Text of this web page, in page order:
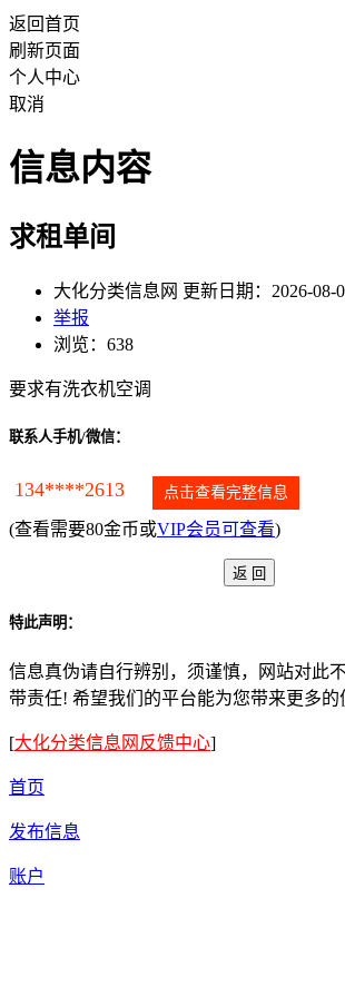
返回首页
刷新页面
个人中心
取消
信息内容
求租单间
大化分类信息网 更新日期：2026-08-
举报
浏览：638
要求有洗衣机空调
联系人手机/微信：
134****2613 点击查看完整信息
(查看需要80金币或VIP会员可查看)
特此声明：
信息真伪请自行辨别，须谨慎，网站对此
带责任! 希望我们的平台能为您带来更多的
[大化分类信息网反馈中心]
首页
发布信息
账户